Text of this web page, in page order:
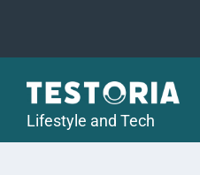
Lifestyle and Tech